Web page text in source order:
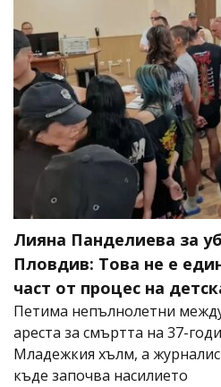
Лияна Панделиева за
Пловдив: Това не е
част от процес на
Петима непълнолетни
ареста за смъртта на 37-
Младежкия хълм, а
къде започва насилието